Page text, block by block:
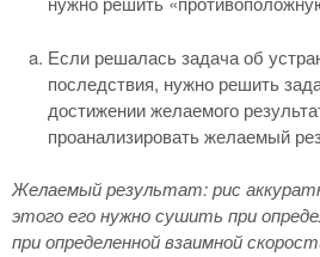
Если решалась задача об
последствия, нужно решить
достижении желаемого
проанализировать желаемый
Желаемый результат: рис
этого его нужно сушить при
при определенной взаимной